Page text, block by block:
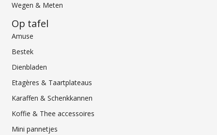
Wegen & Meten
Op tafel
Amuse
Bestek
Dienbladen
Etagères & Taartplateaus
Karaffen & Schenkkannen
Koffie & Thee accessoires
Mini pannetjes